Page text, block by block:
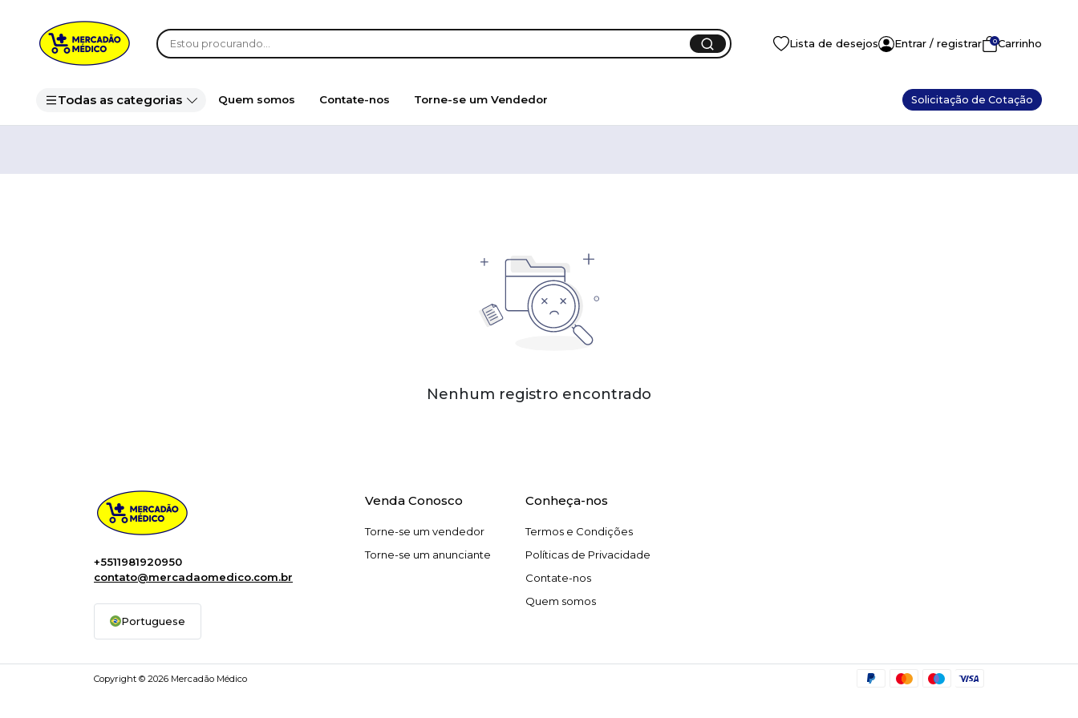
Lista de desejos Entrar / registrar 0Carrinho
Todas as categorias Quem somos Contate-nos Torne-se um Vendedor Solicitação de Cotação
Nenhum registro encontrado
+5511981920950
contato@mercadaomedico.com.br
Portuguese
Venda Conosco
Torne-se um vendedor
Torne-se um anunciante
Conheça-nos
Termos e Condições
Políticas de Privacidade
Contate-nos
Quem somos
Copyright © 2026 Mercadão Médico